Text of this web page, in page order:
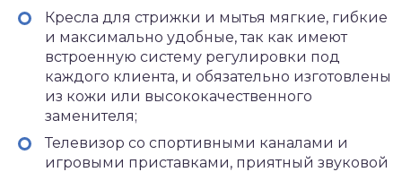
Кресла для стрижки и мытья мягкие, гибкие
и максимально удобные, так как имеют
встроенную систему регулировки под
каждого клиента, и обязательно изготовлены
из кожи или высококачественного
заменителя;
Телевизор со спортивными каналами и
игровыми приставками, приятный звуковой